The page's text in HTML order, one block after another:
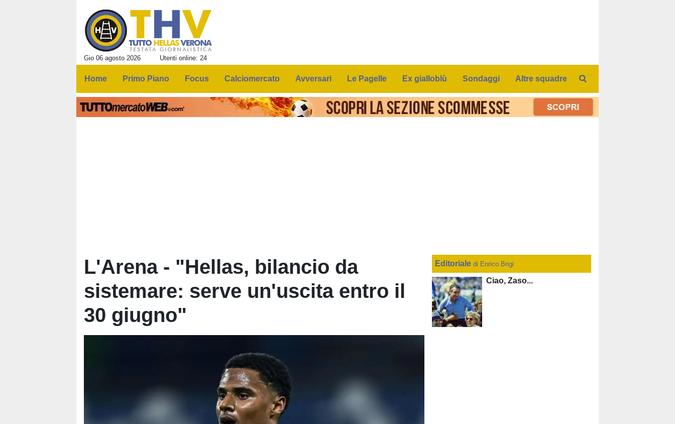
Gio 06 agosto 2026 Utenti online: 24
Home Primo Piano Focus Calciomercato Avversari Le Pagelle Ex gialloblù Sondaggi Altre squadre
L'Arena - "Hellas, bilancio da
sistemare: serve un'uscita entro il
30 giugno"
Editorialedi Enrico Brigi
Ciao, Zaso...